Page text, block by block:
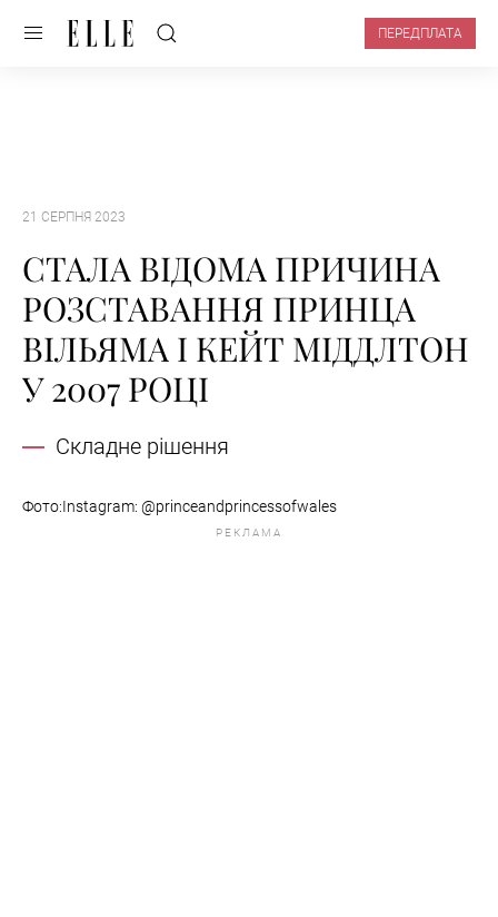
ПЕРЕДПЛАТА
21 СЕРПНЯ 2023
СТАЛА ВІДОМА ПРИЧИНА
РОЗСТАВАННЯ ПРИНЦА
ВІЛЬЯМА І КЕЙТ МІДДЛТОН
У 2007 РОЦІ
Складне рішення
Фото:Instagram: @princeandprincessofwales
РЕКЛАМА